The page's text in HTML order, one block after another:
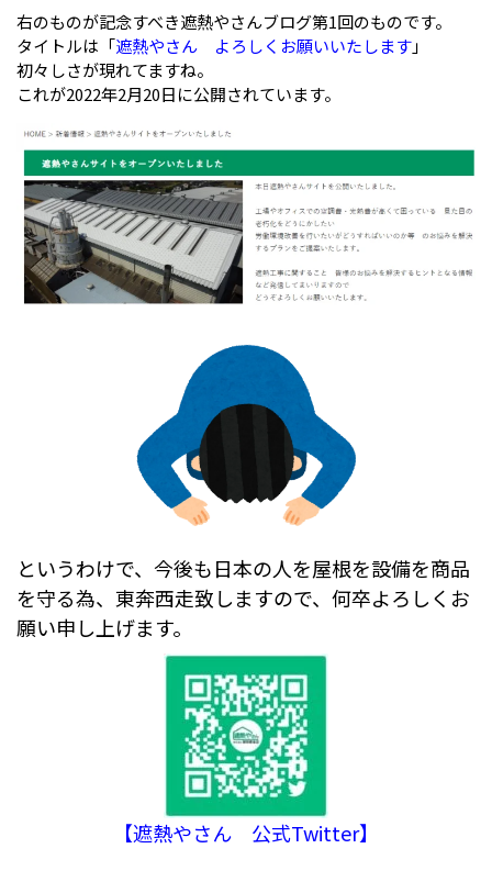
右のものが記念すべき遮熱やさんブログ第1回のものです。
タイトルは「遮熱やさん よろしくお願いいたします」
初々しさが現れてますね。
これが2022年2月20日に公開されています。
というわけで、今後も日本の人を屋根を設備を商品
を守る為、東奔西走致しますので、何卒よろしくお
願い申し上げます。
【遮熱やさん 公式Twitter】